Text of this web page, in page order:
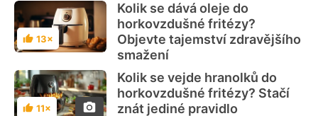
Hodnocení
13×
Kolik se dává oleje do
horkovzdušné fritézy?
Objevte tajemství zdravějšího
smažení
Hodnocení
11×
Kolik se vejde hranolků do
horkovzdušné fritézy? Stačí
znát jediné pravidlo